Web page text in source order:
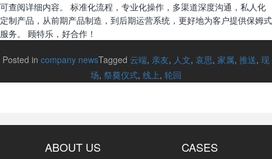
可查阅详细内容。 标准化流程，专业化操作，多渠道深度沟通，私人化
定制产品，从前期产品制造，到后期运营系统，更好地为客户提供保姆式
服务。 顾特乐，好合作！
Posted in company newsTagged 云端, 亲友, 人文, 哀思, 家属, 推送, 现
场, 祭奠仪式, 线上, 轮回
ABOUT US CASES